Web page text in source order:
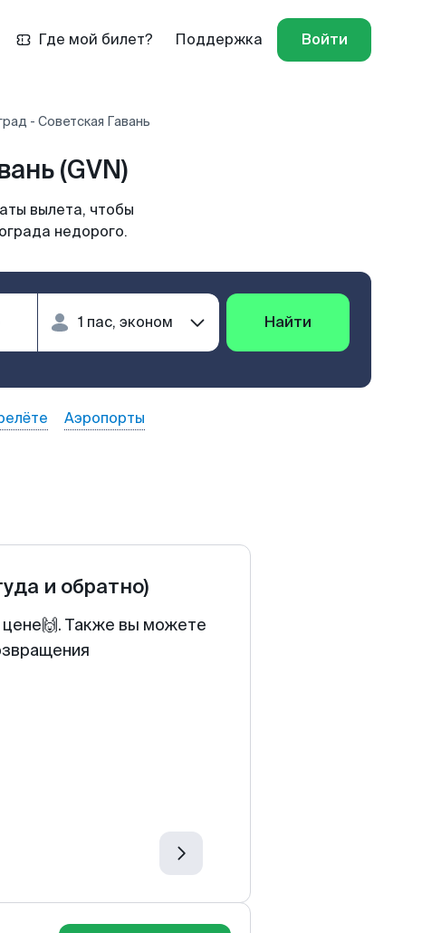
Где мой билет? Поддержка Войти
- Советская Гавань
(GVN)
вылета, чтобы
недорого.
Найти
Аэропорты
и обратно)
цене🙌. Также вы можете